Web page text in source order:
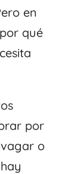
en
qué
por
o